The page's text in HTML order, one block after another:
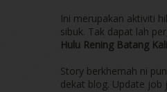
Ini merupakan aktiviti
sibuk. Tak dapat lah
Hulu Rening Batang
Story berkhemah ni
dekat blog. Update job